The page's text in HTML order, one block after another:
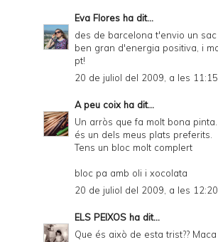
Eva Flores ha dit...
des de barcelona t'envio un
ben gran d'energia positiva, i
pt!
20 de juliol del 2009, a les 11:15
A peu coix ha dit...
Un arròs que fa molt bona
és un dels meus plats preferits.
Tens un bloc molt complert
bloc pa amb oli i xocolata
20 de juliol del 2009, a les 12:20
ELS PEIXOS ha dit...
Que és això de esta trist?? Maca